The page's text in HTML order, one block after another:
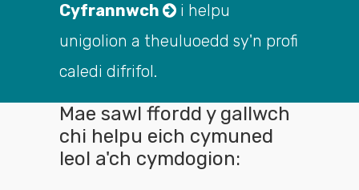
Cyfrannwch
i helpu
unigolion a theuluoedd sy'n profi
caledi difrifol.
Mae sawl ffordd y gallwch
chi helpu eich cymuned
leol a'ch cymdogion: